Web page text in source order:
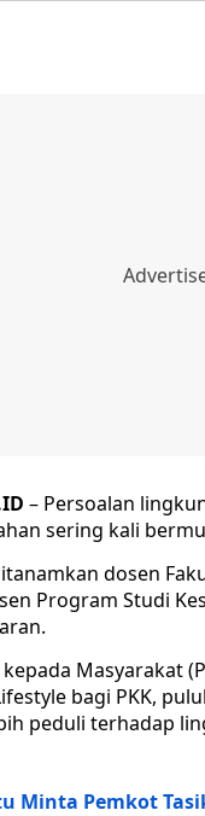
– Persoalan
sering kali
dosen
Program Studi
Masyarakat
bagi PKK,
peduli terhadap
Minta Pemkot